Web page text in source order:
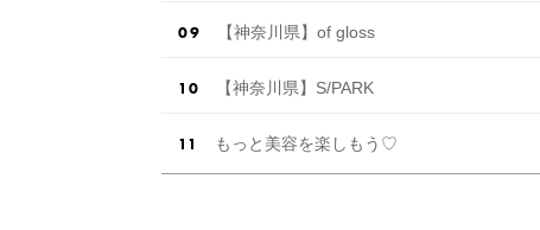
【神奈川県】of gloss
【神奈川県】S/PARK
もっと美容を楽しもう♡